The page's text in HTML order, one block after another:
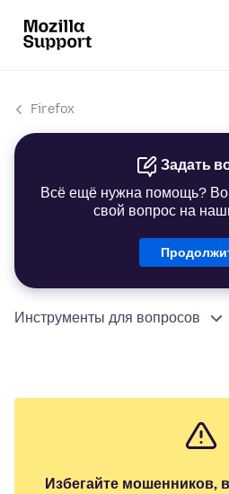
Firefox
Задать
Всё ещё нужна помощь?
свой вопрос на
Инструменты для вопросов
Избегайте мошенников,